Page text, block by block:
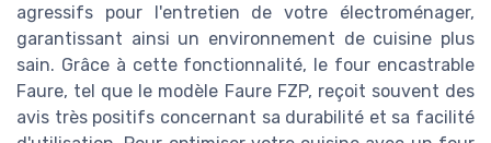
agressifs pour l'entretien de votre électroménager,
garantissant ainsi un environnement de cuisine plus
sain. Grâce à cette fonctionnalité, le four encastrable
Faure, tel que le modèle Faure FZP, reçoit souvent des
avis très positifs concernant sa durabilité et sa facilité